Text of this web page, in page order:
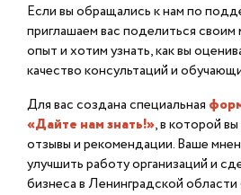
Если вы обращались к нам по
приглашаем вас поделиться
опыт и хотим узнать, как вы
качество консультаций и
Для вас создана специальная
«Дайте нам знать!», в которой
отзывы и рекомендации. Ваше
улучшить работу организаций и
бизнеса в Ленинградской